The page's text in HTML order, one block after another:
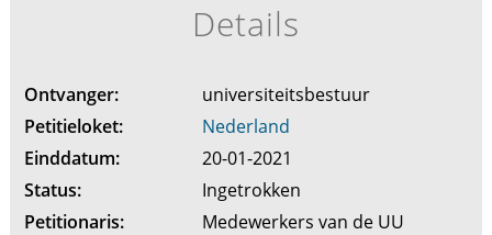
Details
Ontvanger:
universiteitsbestuur
Petitieloket:
Nederland
Einddatum:
20-01-2021
Status:
Ingetrokken
Petitionaris:
Medewerkers van de UU